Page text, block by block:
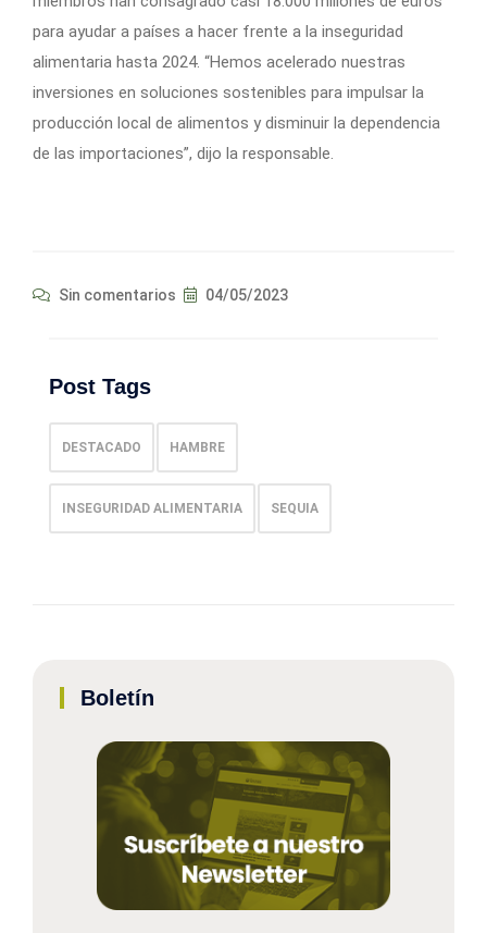
para ayudar a países a hacer frente a la inseguridad
alimentaria hasta 2024. “Hemos acelerado nuestras
inversiones en soluciones sostenibles para impulsar la
producción local de alimentos y disminuir la dependencia
de las importaciones”, dijo la responsable.
Sin comentarios 04/05/2023
Post Tags
DESTACADO HAMBRE
INSEGURIDAD ALIMENTARIA SEQUIA
Boletín